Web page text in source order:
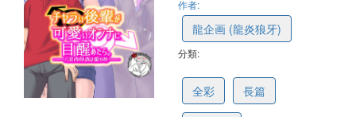
作者:
龍企画 (龍炎狼牙)
分類:
全彩 長篇